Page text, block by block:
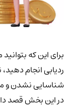
برای این که
ردیابی انجام
شناسایی نشدن و
در این بخش قصد